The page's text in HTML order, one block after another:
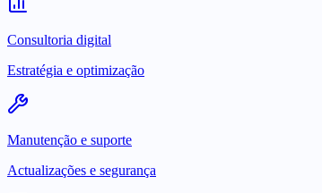
Consultoria digital
Estratégia e optimização
Manutenção e suporte
Actualizações e segurança